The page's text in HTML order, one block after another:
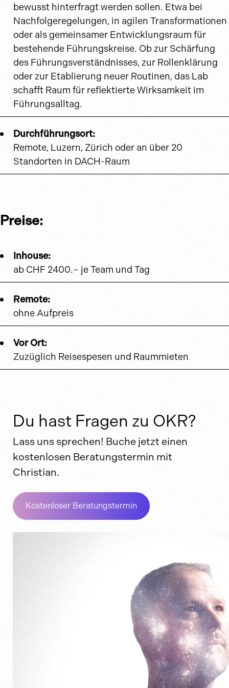
bewusst hinterfragt werden sollen. Etwa bei
Nachfolgeregelungen, in agilen Transformationen
oder als gemeinsamer Entwicklungsraum für
bestehende Führungskreise. Ob zur Schärfung
des Führungsverständnisses, zur Rollenklärung
oder zur Etablierung neuer Routinen, das Lab
schafft Raum für reflektierte Wirksamkeit im
Führungsalltag.
Durchführungsort:
Remote, Luzern, Zürich oder an über 20
Standorten in DACH-Raum
Preise:
Inhouse:
ab CHF 2400.– je Team und Tag
Remote:
ohne Aufpreis
Vor Ort:
Zuzüglich Reisespesen und Raummieten
Du hast Fragen zu OKR?
Lass uns sprechen! Buche jetzt einen
kostenlosen Beratungstermin mit
Christian.
Kostenloser Beratungstermin